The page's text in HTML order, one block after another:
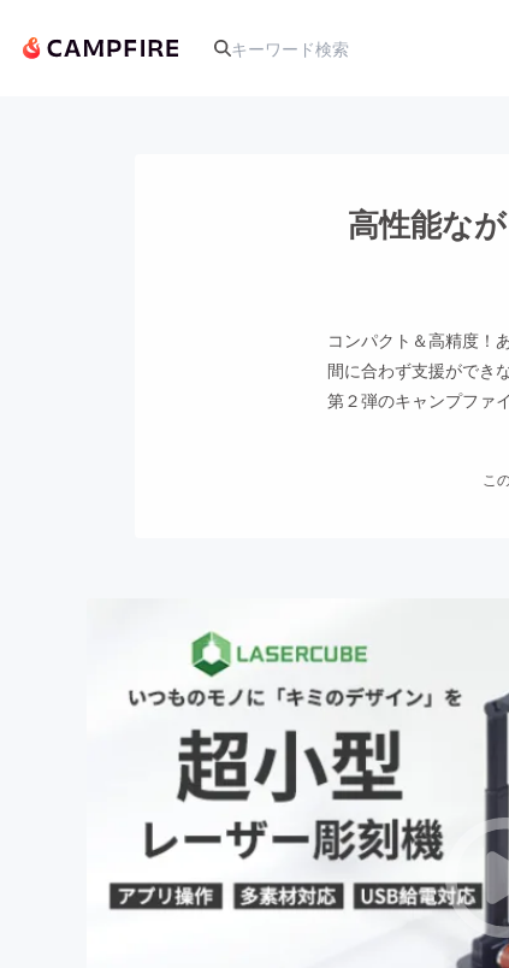
人気のプロジェ
テクノロジー・ガジェット
高性能な
コンパクト＆高精度！
間に合わず支援ができ
第２弾のキャンプファ
こ